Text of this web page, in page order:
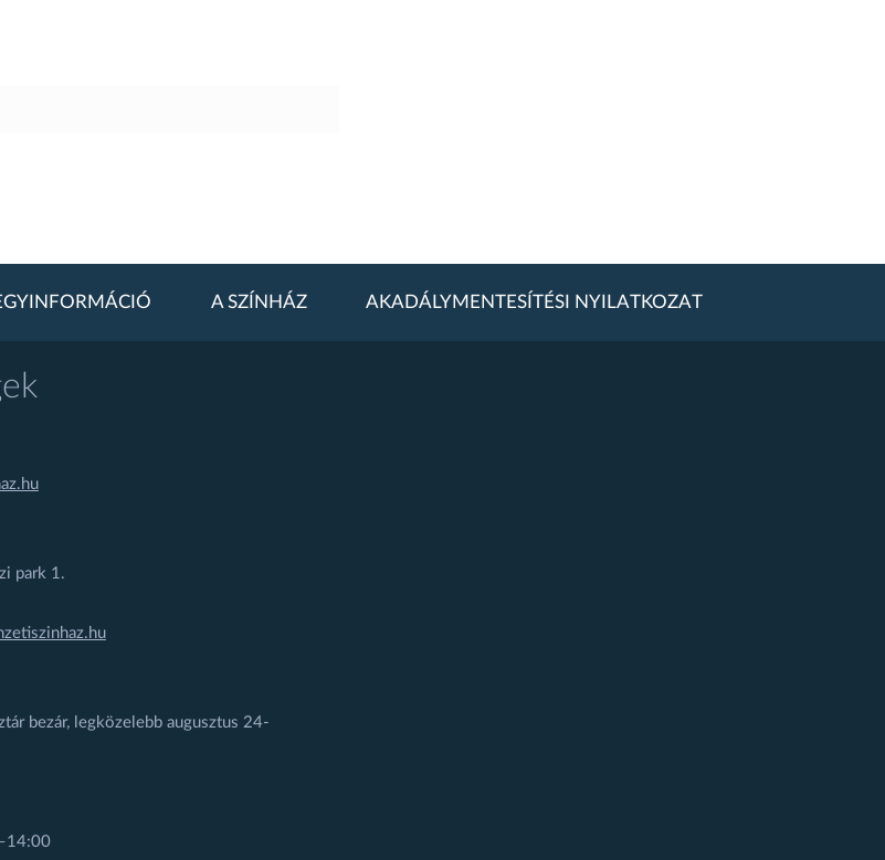
A SZÍNHÁZ AKADÁLYMENTESÍTÉSI NYILATKOZAT
park 1.
bezár, legközelebb augusztus 24-